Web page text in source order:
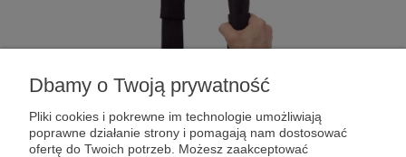
Dbamy o Twoją prywatność
Pliki cookies i pokrewne im technologie umożliwiają
poprawne działanie strony i pomagają nam dostosować
ofertę do Twoich potrzeb. Możesz zaakceptować